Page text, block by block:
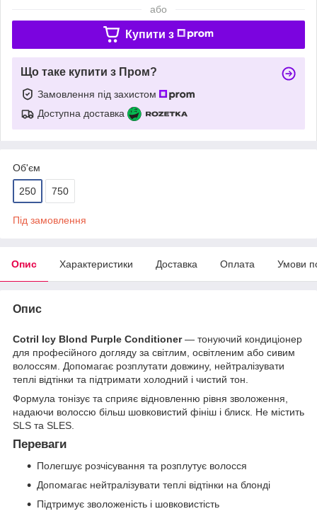
або
Купити з
Що таке купити з Пром?
Замовлення під захистом
Доступна доставка
Об'єм
250 750
Під замовлення
Опис Характеристики Доставка Оплата Умови
Опис
Cotril Icy Blond Purple Conditioner— тонуючий кондиціонер
для професійного догляду за світлим, освітленим або сивим
волоссям. Допомагає розплутати довжину, нейтралізувати
теплі відтінки та підтримати холодний і чистий тон.
Формула тонізує та сприяє відновленню рівня зволоження,
надаючи волоссю більш шовковистий фініш і блиск. Не містить
SLS та SLES.
Переваги
Полегшує розчісування та розплутує волосся
Допомагає нейтралізувати теплі відтінки на блонді
Підтримує зволоженість і шовковистість